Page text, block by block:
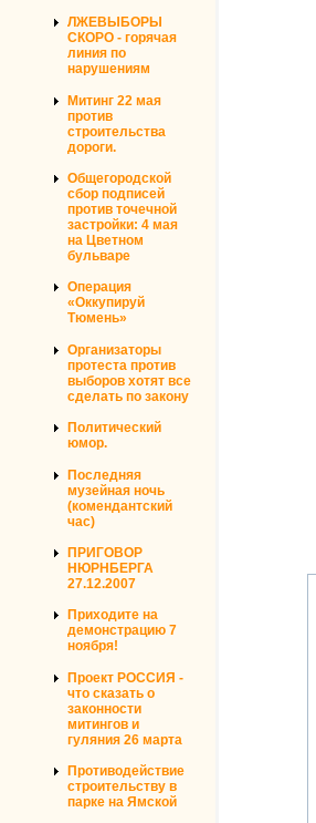
ЛЖЕВЫБОРЫ
СКОРО - горячая
линия по
нарушениям
Митинг 22 мая
против
строительства
дороги.
Общегородской
сбор подписей
против точечной
застройки: 4 мая
на Цветном
бульваре
Операция
«Оккупируй
Тюмень»
Организаторы
протеста против
выборов хотят все
сделать по закону
Политический
юмор.
Последняя
музейная ночь
(комендантский
час)
ПРИГОВОР
НЮРНБЕРГА
27.12.2007
Приходите на
демонстрацию 7
ноября!
Проект РОССИЯ -
что сказать о
законности
митингов и
гуляния 26 марта
Противодействие
строительству в
парке на Ямской